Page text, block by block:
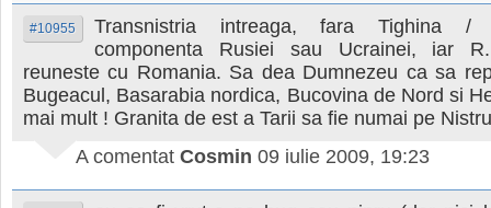
#10955
Transnistria intreaga, fara Tighina /
componenta Rusiei sau Ucrainei, iar
reuneste cu Romania. Sa dea Dumnezeu ca sa
Bugeacul, Basarabia nordica, Bucovina de Nord si
mai mult ! Granita de est a Tarii sa fie numai pe
A comentat Cosmin 09 iulie 2009, 19:23